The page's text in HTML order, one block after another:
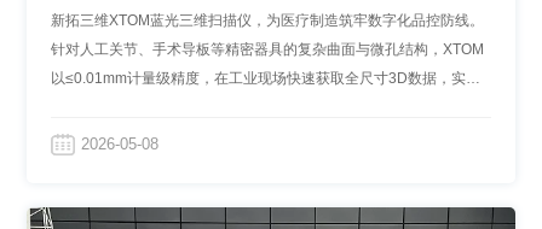
造效率翻倍？
新拓三维XTOM蓝光三维扫描仪，为医疗制造筑牢数字化品控防线。
针对人工关节、手术导板等精密器具的复杂曲面与微孔结构，XTOM
以≤0.01mm计量级精度，在工业现场快速获取全尺寸3D数据，实现
现数据可追溯、质量可量化。
2026-05-08